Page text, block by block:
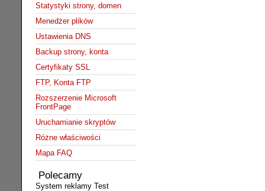
Statystyki strony, domen
Menedżer plików
Ustawienia DNS
Backup strony, konta
Certyfikaty SSL
FTP, Konta FTP
Rozszerzenie Microsoft
FrontPage
Uruchamianie skryptów
Różne właściwości
Mapa FAQ
Polecamy
System reklamy Test